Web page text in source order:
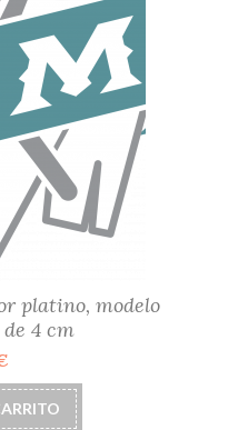
platino, modelo
4 cm